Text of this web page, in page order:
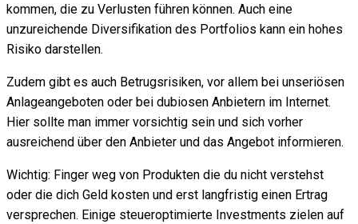
kommen, die zu Verlusten führen können. Auch eine
unzureichende Diversifikation des Portfolios kann ein hohes
Risiko darstellen.
Zudem gibt es auch Betrugsrisiken, vor allem bei unseriösen
Anlageangeboten oder bei dubiosen Anbietern im Internet.
Hier sollte man immer vorsichtig sein und sich vorher
ausreichend über den Anbieter und das Angebot informieren.
Wichtig: Finger weg von Produkten die du nicht verstehst
oder die dich Geld kosten und erst langfristig einen Ertrag
versprechen. Einige steueroptimierte Investments zielen auf